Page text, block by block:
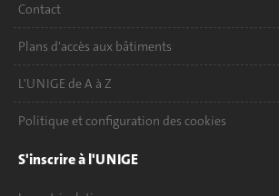
Contact
Plans d'accès aux bâtiments
L'UNIGE de A à Z
Politique et configuration des cookies
S'inscrire à l'UNIGE